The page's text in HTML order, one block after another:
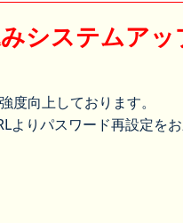
みシステムア
向上しております。
りパスワード再設定をお